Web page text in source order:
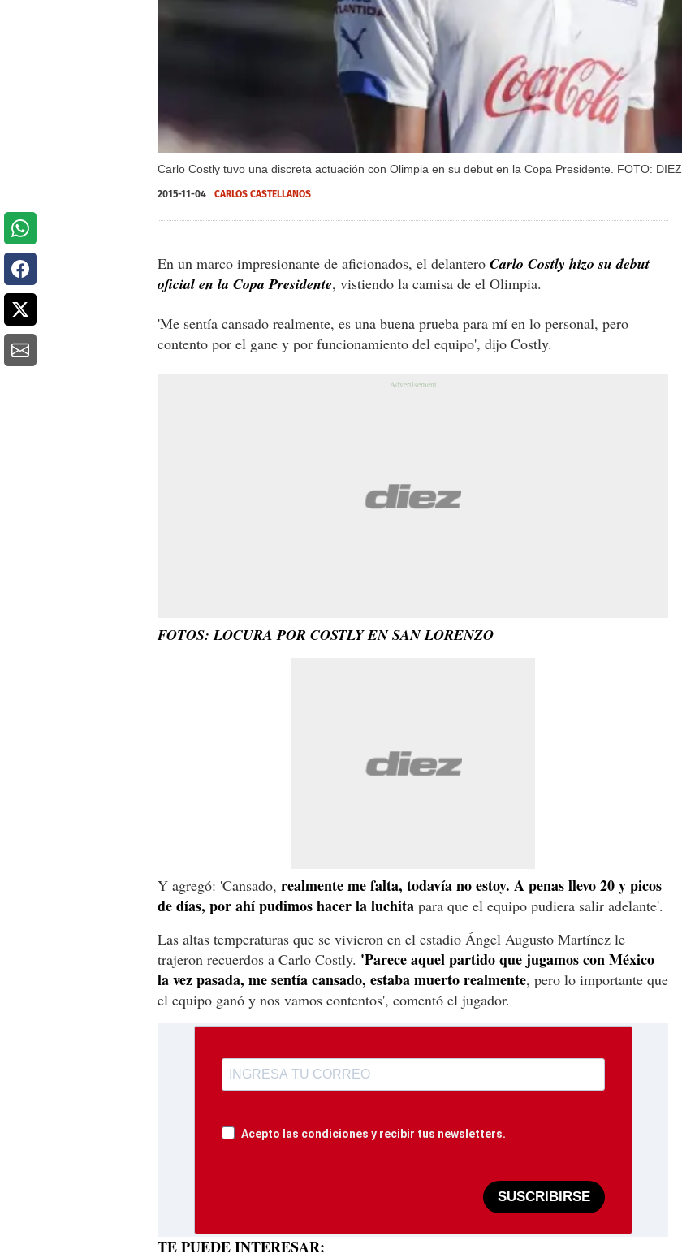
Carlo Costly tuvo una discreta actuación con Olimpia en su debut en la Copa Presidente. FOTO: DIEZ
2015-11-04 CARLOS CASTELLANOS
En un marco impresionante de aficionados, el delantero Carlo Costly hizo su debut
oficial en la Copa Presidente, vistiendo la camisa de el Olimpia.
'Me sentía cansado realmente, es una buena prueba para mí en lo personal, pero
contento por el gane y por funcionamiento del equipo', dijo Costly.
FOTOS: LOCURA POR COSTLY EN SAN LORENZO
Y agregó: 'Cansado, realmente me falta, todavía no estoy. A penas llevo 20 y picos
de días, por ahí pudimos hacer la luchita para que el equipo pudiera salir adelante'.
Las altas temperaturas que se vivieron en el estadio Ángel Augusto Martínez le
trajeron recuerdos a Carlo Costly. 'Parece aquel partido que jugamos con México
la vez pasada, me sentía cansado, estaba muerto realmente, pero lo importante que
el equipo ganó y nos vamos contentos', comentó el jugador.
Acepto las condiciones y recibir tus newsletters.
SUSCRIBIRSE
TE PUEDE INTERESAR: